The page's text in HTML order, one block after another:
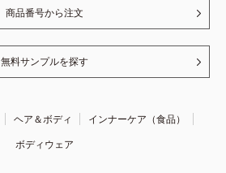
商品番号から注文
無料サンプルを探す
ヘア＆ボディ
インナーケア（食品）
ボディウェア